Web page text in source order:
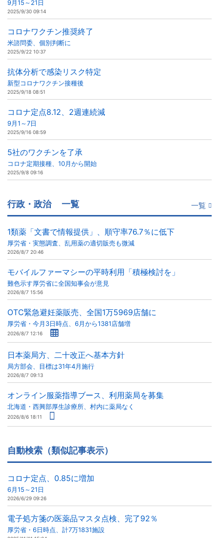
9月15～21日
2025/9/30 09:14
コロナワクチン推奨終了
米諮問委、個別判断に
2025/9/22 10:37
抗体分析で感染リスク特定
新型コロナワクチン接種後
2025/9/18 08:51
コロナ定点8.12、2週連続減
9月1～7日
2025/9/16 08:59
5社のワクチンを了承
コロナ定期接種、10月から開始
2025/9/8 09:16
行政・政治 一覧 一覧
1類薬「文書で情報提供」、順守率76.7％に低下
厚労省・実態調査、乱用薬の適切販売も微減
2026/8/7 20:46
モバイルファーマシーの平時利用「積極検討を」
難色示す厚労省に全国知事会が意見
2026/8/7 15:56
OTC緊急避妊薬販売、全国1万5969店舗に
厚労省・今月3日時点、6月から1381店舗増
2026/8/7 12:16
日本薬局方、二十改正へ基本方針
局方部会、目標は31年4月施行
2026/8/7 09:13
オンライン服薬指導ブース、利用薬局を募集
北海道・西興部厚生診療所、村内に薬局なく
2026/8/6 18:11
自動検索（類似記事表示）
コロナ定点、0.85に増加
6月15～21日
2026/6/29 09:26
電子処方箋の医薬品マスタ点検、完了92％
厚労省・6日時点、計7万1831施設